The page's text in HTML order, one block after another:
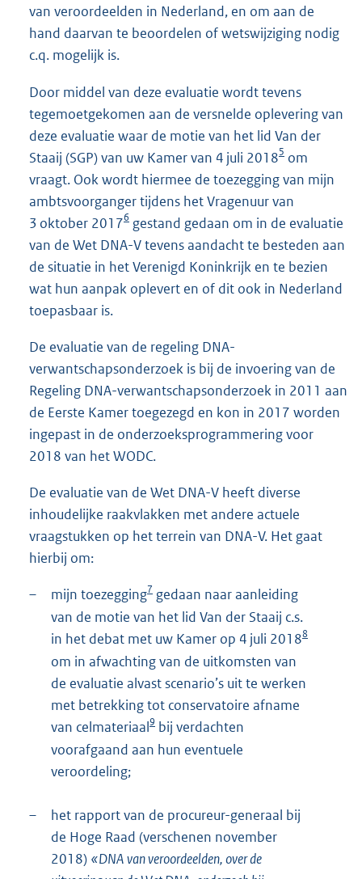
van veroordeelden in Nederland, en om aan de
hand daarvan te beoordelen of wetswijziging nodig
c.q. mogelijk is.
Door middel van deze evaluatie wordt tevens
tegemoetgekomen aan de versnelde oplevering van
deze evaluatie waar de motie van het lid Van der
Staaij (SGP) van uw Kamer van 4 juli 20185 om
vraagt. Ook wordt hiermee de toezegging van mijn
ambtsvoorganger tijdens het Vragenuur van
3 oktober 20176 gestand gedaan om in de evaluatie
van de Wet DNA-V tevens aandacht te besteden aan
de situatie in het Verenigd Koninkrijk en te bezien
wat hun aanpak oplevert en of dit ook in Nederland
toepasbaar is.
De evaluatie van de regeling DNA-
verwantschapsonderzoek is bij de invoering van de
Regeling DNA-verwantschapsonderzoek in 2011 aan
de Eerste Kamer toegezegd en kon in 2017 worden
ingepast in de onderzoeksprogrammering voor
2018 van het WODC.
De evaluatie van de Wet DNA-V heeft diverse
inhoudelijke raakvlakken met andere actuele
vraagstukken op het terrein van DNA-V. Het gaat
hierbij om:
– mijn toezegging7 gedaan naar aanleiding
van de motie van het lid Van der Staaij c.s.
in het debat met uw Kamer op 4 juli 20188
om in afwachting van de uitkomsten van
de evaluatie alvast scenario’s uit te werken
met betrekking tot conservatoire afname
van celmateriaal9 bij verdachten
voorafgaand aan hun eventuele
veroordeling;
–
het rapport van de procureur-generaal bij
de Hoge Raad (verschenen november
2018) «DNA van veroordeelden, over de